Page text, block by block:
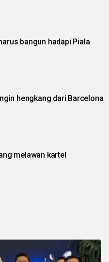
bangun hadapi Piala
hengkang dari Barcelona
melawan kartel